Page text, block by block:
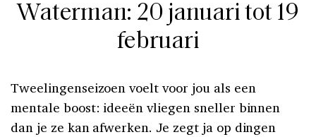
Waterman: 20 januari tot 19
februari
Tweelingenseizoen voelt voor jou als een
mentale boost: ideeën vliegen sneller binnen
dan je ze kan afwerken. Je zegt ja op dingen